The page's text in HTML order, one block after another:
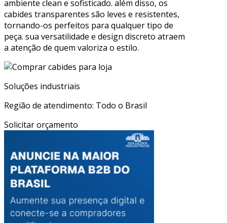
ambiente clean e sofisticado. além disso, os
cabides transparentes são leves e resistentes,
tornando-os perfeitos para qualquer tipo de
peça. sua versatilidade e design discreto atraem
a atenção de quem valoriza o estilo.
Soluções industriais
Região de atendimento: Todo o Brasil
Solicitar orçamento